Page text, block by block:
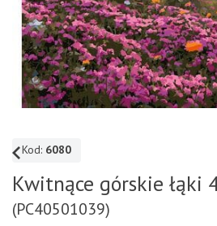
Kod: 6080
Kwitnące górskie łąki
(PC40501039)